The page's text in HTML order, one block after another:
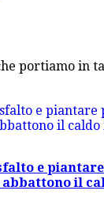
portiamo in
e
abbattono il